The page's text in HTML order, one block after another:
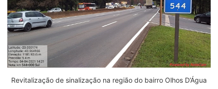
Revitalização de sinalização na região do bairro Olhos D’Água